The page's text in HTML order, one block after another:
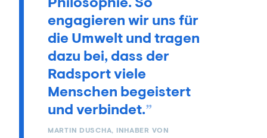
engagieren wir uns für
die Umwelt und tragen
dazu bei, dass der
Radsport viele
Menschen begeistert
und verbindet.
MARTIN DUSCHA, INHABER VON